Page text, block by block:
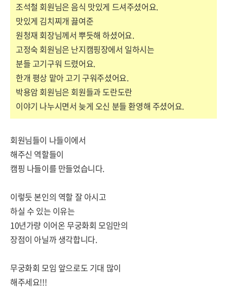
조석철 회원님은 음식 맛있게 드셔주셨어요.
맛있게 김치찌개 끓여준
원청재 회장님께서 뿌듯해 하셨어요.
고정숙 회원님은 난지캠핑장에서 일하시는
분들 고기구워 드렸어요.
한개 평상 맡아 고기 구워주셨어요.
박용암 회원님은 회원들과 도란도란
이야기 나누시면서 늦게 오신 분들 환영해 주셨어요.
회원님들이 나들이에서
해주신 역할들이
캠핑 나들이를 만들었습니다.
이렇듯 본인의 역할 잘 아시고
하실 수 있는 이유는
10년가량 이어온 무궁화회 모임만의
장점이 아닐까 생각합니다.
무궁화회 모임 앞으로도 기대 많이
해주세요!!!